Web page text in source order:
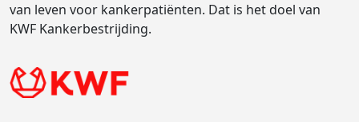
van leven voor kankerpatiënten. Dat is het doel van
KWF Kankerbestrijding.